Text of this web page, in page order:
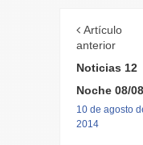
Artículo
anterior
Noticias 12
Noche 08/
10 de agosto
2014